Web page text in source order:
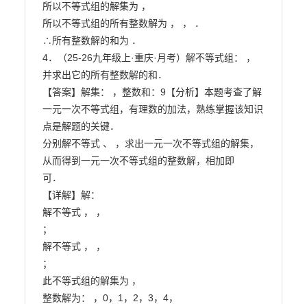
所以不等式组的解集为 ，
所以不等式组的所有整数解为 ， ， ．
∴所有整数解的和为 ．
4．（25-26九年级上·重庆·月考）解不等式组： ，
并求出它的所有整数解的和．
【答案】解集： ，整数和：9【分析】本题考查了解
一元一次不等式组，有理数的加法，熟练掌握该知识
点是解题的关键．
分别解不等式 、 ，求出一元一次不等式组的解集，
从而得到一元一次不等式组的整数解，相加即
可．
【详解】解：
解不等式 ， ，
；
解不等式 ， ，
；
此不等式组的解集为 ，
整数解为： ，0，1，2，3，4，